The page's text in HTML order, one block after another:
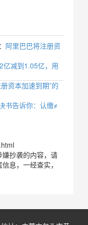
阿里巴巴将注册资
亿减到1.05亿，用
资本加速到期”的
书告诉你：认缴≠
抄袭的内容，请
息，一经查实，